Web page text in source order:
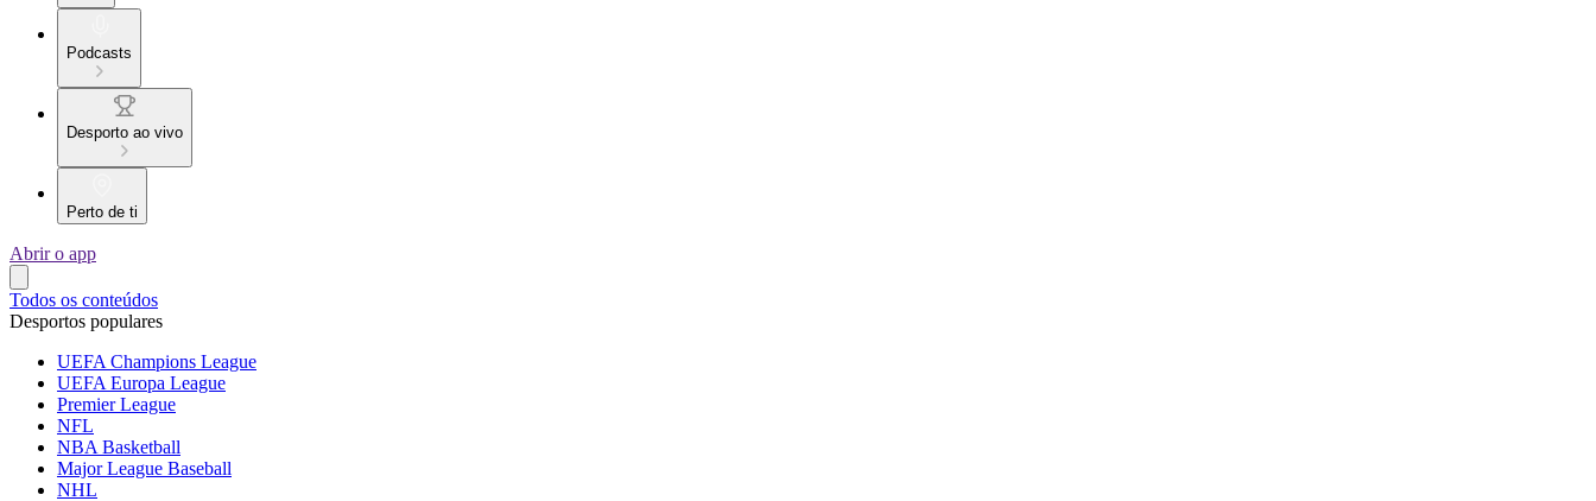
Podcasts
Desporto ao vivo
Perto de ti
Abrir o app
Todos os conteúdos
Desportos populares
UEFA Champions League
UEFA Europa League
Premier League
NFL
NBA Basketball
Major League Baseball
NHL